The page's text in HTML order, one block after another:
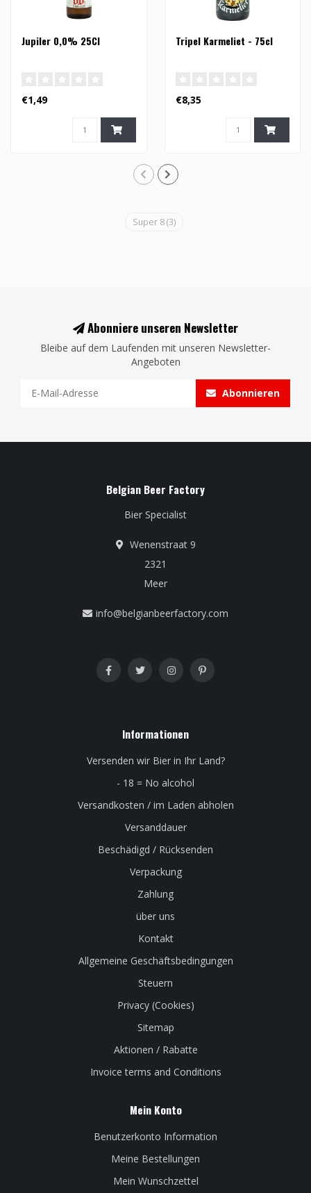
Jupiler 0,0% 25Cl
€1,49
Tripel Karmeliet - 75cl
€8,35
Super 8(3)
Abonniere unseren Newsletter
Bleibe auf dem Laufenden mit unseren Newsletter-
Angeboten
Abonnieren
Belgian Beer Factory
Bier Specialist
Wenenstraat 9
2321
Meer
info@belgianbeerfactory.com
Informationen
Versenden wir Bier in Ihr Land?
- 18 = No alcohol
Versandkosten / im Laden abholen
Versanddauer
Beschädigd / Rücksenden
Verpackung
Zahlung
über uns
Kontakt
Allgemeine Geschäftsbedingungen
Steuern
Privacy (Cookies)
Sitemap
Aktionen / Rabatte
Invoice terms and Conditions
Mein Konto
Benutzerkonto Information
Meine Bestellungen
Mein Wunschzettel